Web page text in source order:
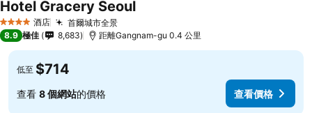
4 星級 酒店 首爾城市全景
Hotel Gracery Seoul
8.9 極佳 8,683 距離Gangnam-gu 0.4 公里
低至 $714
查看 8 個網站的價格 查看價格